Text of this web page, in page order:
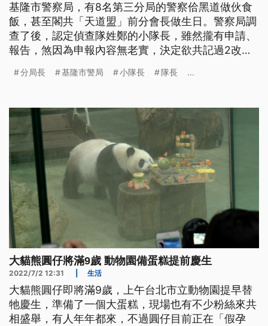
基隆市警察局，有8名第三分局的警察佮黑道做伙食
飯，甚至閣共「天道盟」前分會長做生日。警察局調
查了後，認定偵查隊姓鄭的小隊長，雖然攏有申請、
報告，煞因為申報內容無老實，決定欲共記過2改，
愛處罰；分局長等5名主管，因為攏無咧管，連帶受
分局長 基隆市警局 小隊長 隊長 ...
大貓熊圓仔將滿9歲 動物園備蛋糕提前慶生
2022/7/2 12:31 生活
大貓熊圓仔即將滿9歲，上午台北市立動物園提早替
牠慶生，準備了一個大蛋糕，現場也有不少粉絲來共
相盛舉，有人年年都來，不過圓仔目前正在「假孕